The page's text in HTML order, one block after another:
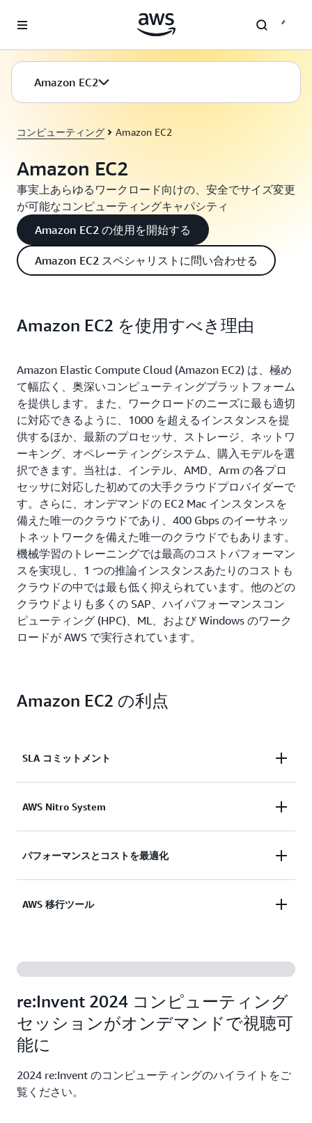
Amazon EC2
コンピューティング Amazon EC2
Amazon EC2
事実上あらゆるワークロード向けの、安全でサイズ変更
が可能なコンピューティングキャパシティ
Amazon EC2 の使用を開始する
Amazon EC2 スペシャリストに問い合わせる
Amazon EC2 を使用すべき理由
Amazon Elastic Compute Cloud (Amazon EC2) は、極め
て幅広く、奥深いコンピューティングプラットフォーム
を提供します。また、ワークロードのニーズに最も適切
に対応できるように、1000 を超えるインスタンスを提
供するほか、最新のプロセッサ、ストレージ、ネットワ
ーキング、オペレーティングシステム、購入モデルを選
択できます。当社は、インテル、AMD、Arm の各プロ
セッサに対応した初めての大手クラウドプロバイダーで
す。さらに、オンデマンドの EC2 Mac インスタンスを
備えた唯一のクラウドであり、400 Gbps のイーサネッ
トネットワークを備えた唯一のクラウドでもあります。
機械学習のトレーニングでは最高のコストパフォーマン
スを実現し、1 つの推論インスタンスあたりのコストも
クラウドの中では最も低く抑えられています。他のどの
クラウドよりも多くの SAP、ハイパフォーマンスコン
ピューティング (HPC)、ML、および Windows のワーク
ロードが AWS で実行されています。
Amazon EC2 の利点
SLA コミットメント
信頼性が高く、スケーラブルなオンデマンドのイン
パシティをスケールできます。
AWS Nitro System
アプリケーションのセキュアなコンピューティング
す。
パフォーマンスとコストを最適化
AWS Graviton ベースのインスタンス、Amazon EC2
詳細
AWS 移行ツール
がどのようにサポートできるかをご覧ください。
詳細
re:Invent 2024 コンピューティング
セッションがオンデマンドで視聴可
能に
2024 re:Invent のコンピューティングのハイライトをご
覧ください。